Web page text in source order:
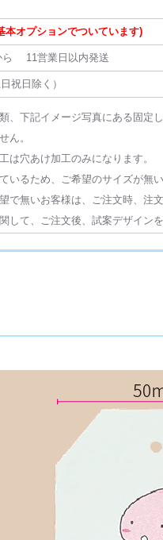
オプションでついています)
11営業日以内発送
祝日除く）
、下記イメージ写真にある固定し
ん。
は穴あけ加工のみになります。
いるため、ご希望のサイズが無
で無いお客様は、ご注文時、注
して、ご注文後、試案デザイン